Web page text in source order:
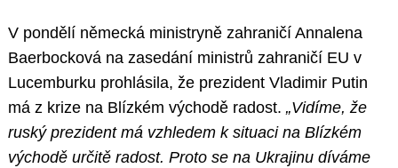
V pondělí německá ministryně zahraničí Annalena
Baerbocková na zasedání ministrů zahraničí EU v
Lucemburku prohlásila, že prezident Vladimir Putin
má z krize na Blízkém východě radost. „Vidíme, že
ruský prezident má vzhledem k situaci na Blízkém
východě určitě radost. Proto se na Ukrajinu díváme